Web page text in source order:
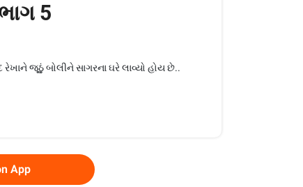
5
જૂઠું બોલીને સાગરના ઘરે લાવ્યો હોય છે..
App